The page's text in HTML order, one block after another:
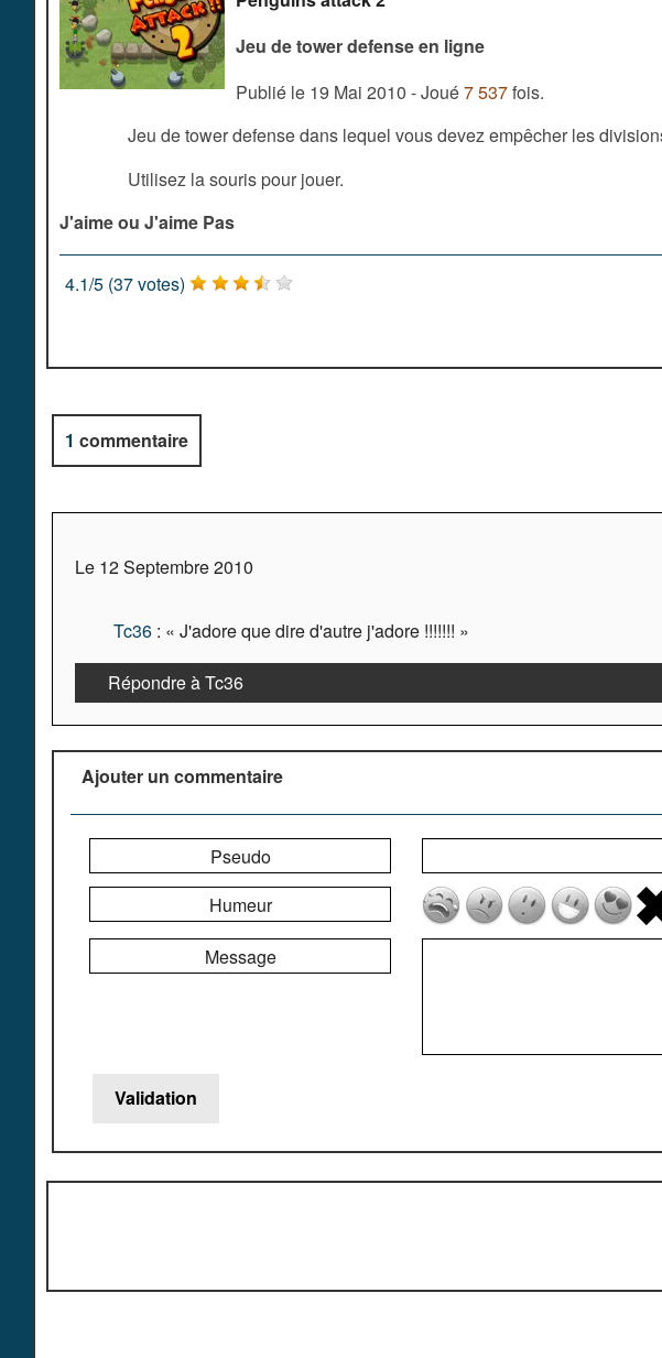
Jeu de tower defense en ligne
Publié le 19 Mai 2010 - Joué7 537fois.
Jeu de tower defense dans lequel vous devez empêcher les
Utilisez la souris pour jouer.
J'aime ou J'aime Pas
4.1/5 (37votes)
1 commentaire
Le 12 Septembre 2010
Tc36 : « J'adore que dire d'autre j'adore !!!!!!! »
Répondre à Tc36
Ajouter un commentaire
Pseudo
Humeur
Message